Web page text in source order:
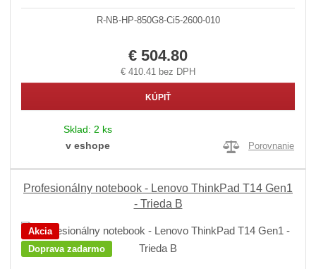
R-NB-HP-850G8-Ci5-2600-010
€ 504.80
€ 410.41 bez DPH
KÚPIŤ
Sklad: 2 ks
v eshope
Porovnanie
Profesionálny notebook - Lenovo ThinkPad T14 Gen1
- Trieda B
Akcia
Doprava zadarmo